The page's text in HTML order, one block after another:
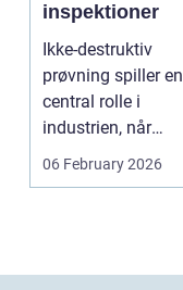
inspektioner
Ikke-destruktiv
prøvning spiller en
central rolle i
industrien, når
konstruktioner,
svejsninger og k...
06 February 2026